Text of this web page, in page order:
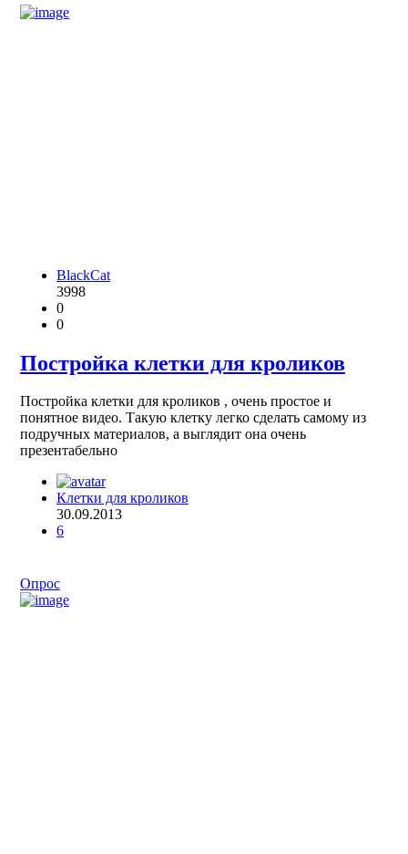
BlackCat
3998
0
0
Постройка клетки для кроликов
Постройка клетки для кроликов , очень простое и
понятное видео. Такую клетку легко сделать самому из
подручных материалов, а выглядит она очень
презентабельно
Клетки для кроликов
30.09.2013
6
Опрос